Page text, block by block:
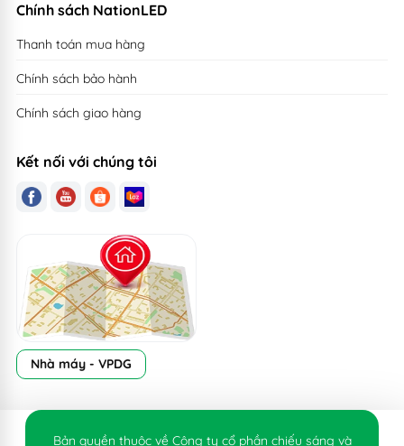
Chính sách NationLED
Thanh toán mua hàng
Chính sách bảo hành
Chính sách giao hàng
Kết nối với chúng tôi
Nhà máy - VPDG
Bản quyền thuộc về Công ty cổ phần chiếu sáng và